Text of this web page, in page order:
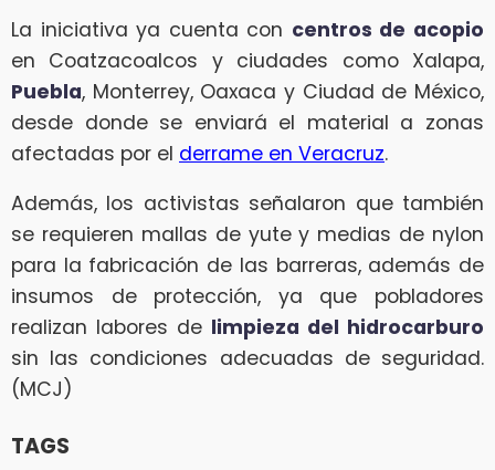
La iniciativa ya cuenta con centros de acopio
en Coatzacoalcos y ciudades como Xalapa,
Puebla, Monterrey, Oaxaca y Ciudad de México,
desde donde se enviará el material a zonas
afectadas por el derrame en Veracruz.
Además, los activistas señalaron que también
se requieren mallas de yute y medias de nylon
para la fabricación de las barreras, además de
insumos de protección, ya que pobladores
realizan labores de limpieza del hidrocarburo
sin las condiciones adecuadas de seguridad.
(MCJ)
TAGS